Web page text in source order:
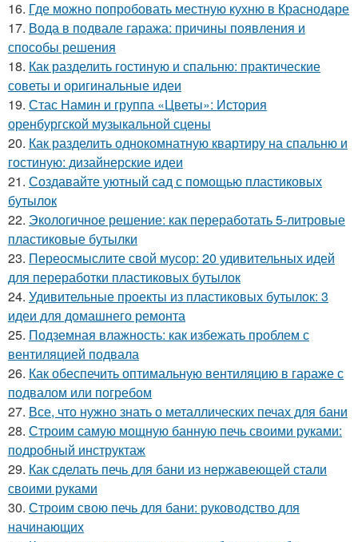
16. Где можно попробовать местную кухню в Краснодаре
17. Вода в подвале гаража: причины появления и
способы решения
18. Как разделить гостиную и спальню: практические
советы и оригинальные идеи
19. Стас Намин и группа «Цветы»: История
оренбургской музыкальной сцены
20. Как разделить однокомнатную квартиру на спальню и
гостиную: дизайнерские идеи
21. Создавайте уютный сад с помощью пластиковых
бутылок
22. Экологичное решение: как переработать 5-литровые
пластиковые бутылки
23. Переосмыслите свой мусор: 20 удивительных идей
для переработки пластиковых бутылок
24. Удивительные проекты из пластиковых бутылок: 3
идеи для домашнего ремонта
25. Подземная влажность: как избежать проблем с
вентиляцией подвала
26. Как обеспечить оптимальную вентиляцию в гараже с
подвалом или погребом
27. Все, что нужно знать о металлических печах для бани
28. Строим самую мощную банную печь своими руками:
подробный инструктаж
29. Как сделать печь для бани из нержавеющей стали
своими руками
30. Строим свою печь для бани: руководство для
начинающих